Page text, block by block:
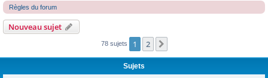
Règles du forum
Nouveau sujet
78 sujets 1 2
Sujets